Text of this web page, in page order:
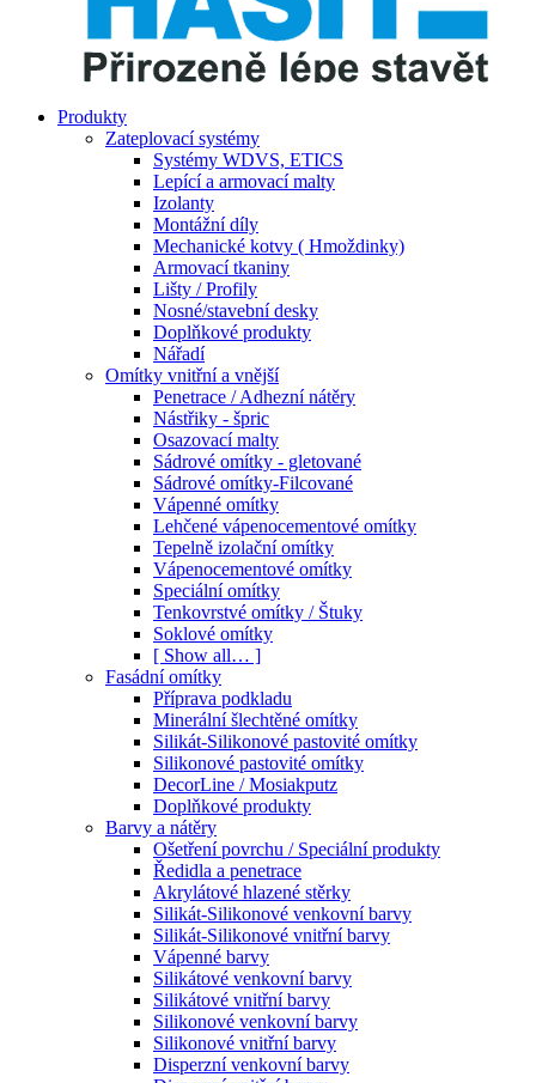
Produkty
Zateplovací systémy
Systémy WDVS, ETICS
Lepící a armovací malty
Izolanty
Montážní díly
Mechanické kotvy ( Hmoždinky)
Armovací tkaniny
Lišty / Profily
Nosné/stavební desky
Doplňkové produkty
Nářadí
Omítky vnitřní a vnější
Penetrace / Adhezní nátěry
Nástřiky - špric
Osazovací malty
Sádrové omítky - gletované
Sádrové omítky-Filcované
Vápenné omítky
Lehčené vápenocementové omítky
Tepelně izolační omítky
Vápenocementové omítky
Speciální omítky
Tenkovrstvé omítky / Štuky
Soklové omítky
[ Show all… ]
Fasádní omítky
Příprava podkladu
Minerální šlechtěné omítky
Silikát-Silikonové pastovité omítky
Silikonové pastovité omítky
DecorLine / Mosiakputz
Doplňkové produkty
Barvy a nátěry
Ošetření povrchu / Speciální produkty
Ředidla a penetrace
Akrylátové hlazené stěrky
Silikát-Silikonové venkovní barvy
Silikát-Silikonové vnitřní barvy
Vápenné barvy
Silikátové venkovní barvy
Silikátové vnitřní barvy
Silikonové venkovní barvy
Silikonové vnitřní barvy
Disperzní venkovní barvy